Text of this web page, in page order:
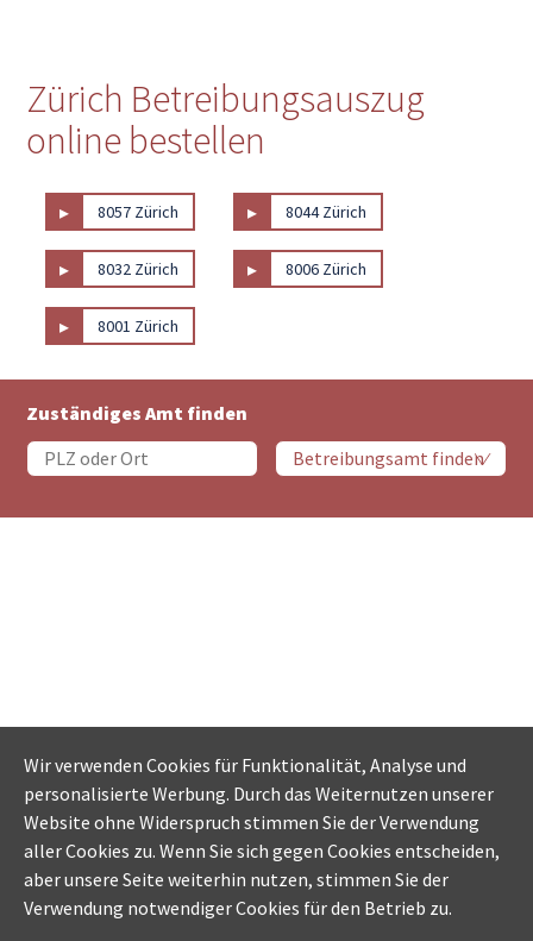
Zürich Betreibungsauszug
online bestellen
▸ 8057 Zürich ▸ 8044 Zürich
▸ 8032 Zürich ▸ 8006 Zürich
▸ 8001 Zürich
Zuständiges Amt finden
Wir verwenden Cookies für Funktionalität, Analyse und
personalisierte Werbung. Durch das Weiternutzen unserer
Website ohne Widerspruch stimmen Sie der Verwendung
aller Cookies zu. Wenn Sie sich gegen Cookies entscheiden,
aber unsere Seite weiterhin nutzen, stimmen Sie der
Verwendung notwendiger Cookies für den Betrieb zu.